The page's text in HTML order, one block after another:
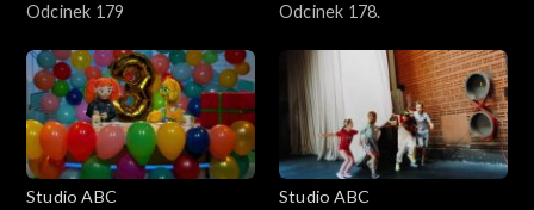
Odcinek 179
Odcinek 178.
Studio ABC
Studio ABC